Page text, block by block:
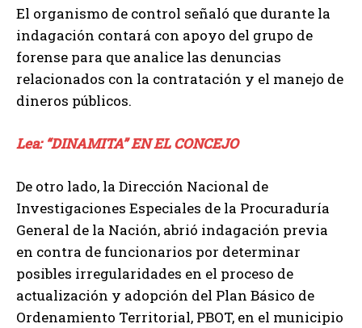
El organismo de control señaló que durante la
indagación contará con apoyo del grupo de
forense para que analice las denuncias
relacionados con la contratación y el manejo de
dineros públicos.
Lea: “DINAMITA” EN EL CONCEJO
De otro lado, la Dirección Nacional de
Investigaciones Especiales de la Procuraduría
General de la Nación, abrió indagación previa
en contra de funcionarios por determinar
posibles irregularidades en el proceso de
actualización y adopción del Plan Básico de
Ordenamiento Territorial, PBOT, en el municipio